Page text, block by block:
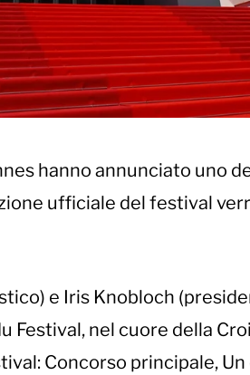
hanno annunciato uno
ufficiale del festival
e Iris Knobloch
Festival, nel cuore della
Concorso principale,